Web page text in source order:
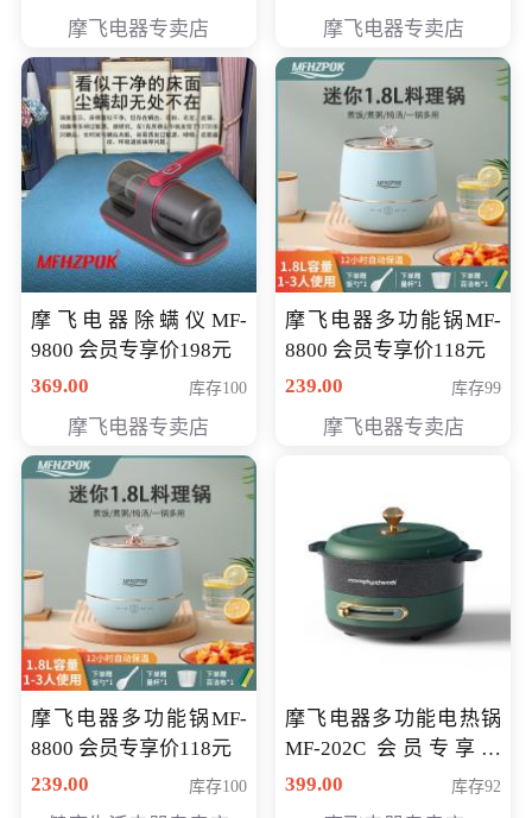
摩飞电器专卖店 摩飞电器专卖店
摩飞电器除螨仪MF-
9800 会员专享价198元
369.00
库存100
摩飞电器专卖店
摩飞电器多功能锅MF-
8800 会员专享价118元
239.00
库存99
摩飞电器专卖店
摩飞电器多功能锅MF-
8800 会员专享价118元
239.00
库存100
摩飞电器多功能电热锅
MF-202C 会员专享价
269元
399.00 库存92